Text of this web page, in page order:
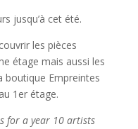
jusqu’à cet été.
les pièces
étage mais aussi les
boutique Empreintes
1er étage.
for a year 10 artists